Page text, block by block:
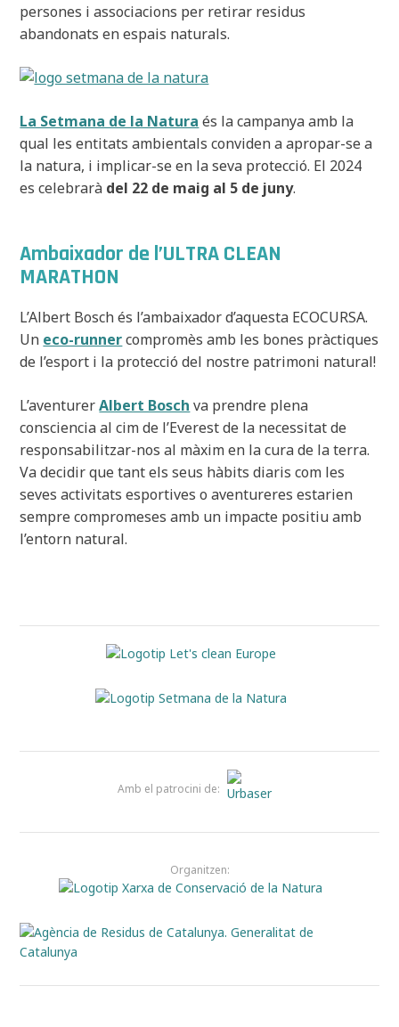
persones i associacions per retirar residus
abandonats en espais naturals.
La Setmana de la Natura és la campanya amb la
qual les entitats ambientals conviden a apropar-se a
la natura, i implicar-se en la seva protecció. El 2024
es celebrarà del 22 de maig al 5 de juny.
Ambaixador de l’ULTRA CLEAN
MARATHON
L’Albert Bosch és l’ambaixador d’aquesta ECOCURSA.
Un eco-runnercompromès amb les bones pràctiques
de l’esport i la protecció del nostre patrimoni natural!
L’aventurerAlbert Bosch va prendre plena
consciencia al cim de l’Everest de la necessitat de
responsabilitzar-nos al màxim en la cura de la terra.
Va decidir que tant els seus hàbits diaris com les
seves activitats esportives o aventureres estarien
sempre compromeses amb un impacte positiu amb
l’entorn natural.
Amb el patrocini de:
Organitzen: